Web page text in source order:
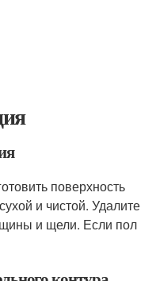
поверхность
и чистой. Удалите
и щели. Если пол